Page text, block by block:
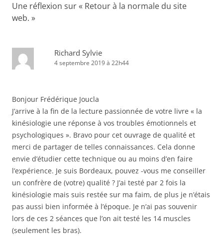
Une réflexion sur « Retour à la normale du site
web. »
Richard Sylvie
4 septembre 2019 à 22h44
Bonjour Frédérique Joucla
J’arrive à la fin de la lecture passionnée de votre livre « la
kinésiologie une réponse à vos troubles émotionnels et
psychologiques ». Bravo pour cet ouvrage de qualité et
merci de partager de telles connaissances. Cela donne
envie d’étudier cette technique ou au moins d’en faire
l’expérience. Je suis Bordeaux, pouvez -vous me conseiller
un confrère de (votre) qualité ? J’ai testé par 2 fois la
kinésiologie mais suis restée sur ma faim, de plus je n’étais
pas aussi bien informée à l’époque. Je n’ai pas souvenir
lors de ces 2 séances que l’on ait testé les 14 muscles
(seulement les bras).